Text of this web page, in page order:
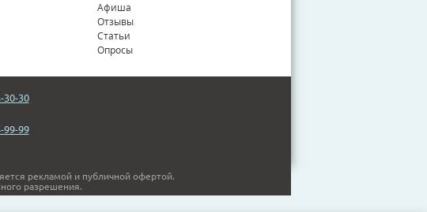
Афиша
Отзывы
Статьи
Опросы
30-30
99-99
рекламой и публичной офертой.
разрешения.